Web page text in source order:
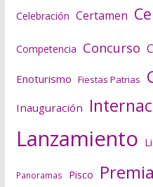
Celebración Certamen
Competencia Concurso
Enoturismo Fiestas Patrias
Inauguración
Lanzamiento
Panoramas Pisco